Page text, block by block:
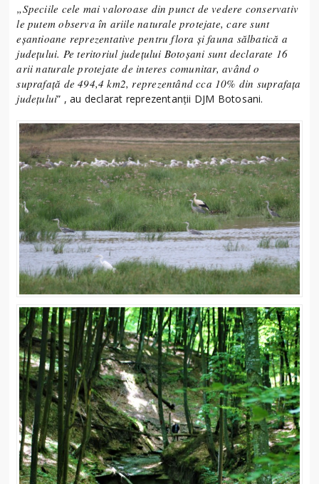
„Speciile cele mai valoroase din punct de vedere conservativ
le putem observa în ariile naturale protejate, care sunt
eșantioane reprezentative pentru flora și fauna sălbatică a
județului. Pe teritoriul județului Botoșani sunt declarate 16
arii naturale protejate de interes comunitar, având o
suprafață de 494,4 km2, reprezentând cca 10% din suprafața
județului” , au declarat reprezentanții DJM Botosani.